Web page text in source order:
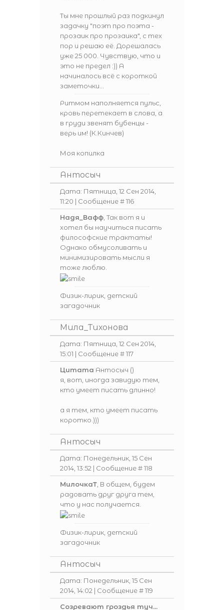
Ты мне прошлый раз подкинул
задачку "поэт про поэта -
прозаик про прозаика", с тех
пор и решаю её. Дорешалась
уже 25 000. Чувствую, что и
это не предел :)) А
начиналось всё с короткой
заметочки...
Ритмом наполняется пульс,
кровь перетекает в слова, а
в груди звенят бубенцы -
верь им! (К.Кинчев)
Моя копилка
Антосыч
Дата: Пятница, 12 Сен 2014,
11:20 | Сообщение #116
Надя_Вафф , Так вот я и
хотел бы научиться писать
философские трактаты!
Однако обмусоливать и
минимизировать мысли я
тоже люблю.
Физик-лирик, детский
загадочник
Мила_Тихонова
Дата: Пятница, 12 Сен 2014,
15:01 | Сообщение #117
Цитата Антосыч ()
я, вот, иногда завидую тем,
кто умеет писать длинно!
а я тем, кто умеет писать
коротко.)))
Антосыч
Дата: Понедельник, 15 Сен
2014, 13:52 | Сообщение #118
МилочкаТ , В общем, будем
радовать друг друга тем,
что у нас получается.
Физик-лирик, детский
загадочник
Антосыч
Дата: Понедельник, 15 Сен
2014, 14:02 | Сообщение #119
Созревают гроздья туч...